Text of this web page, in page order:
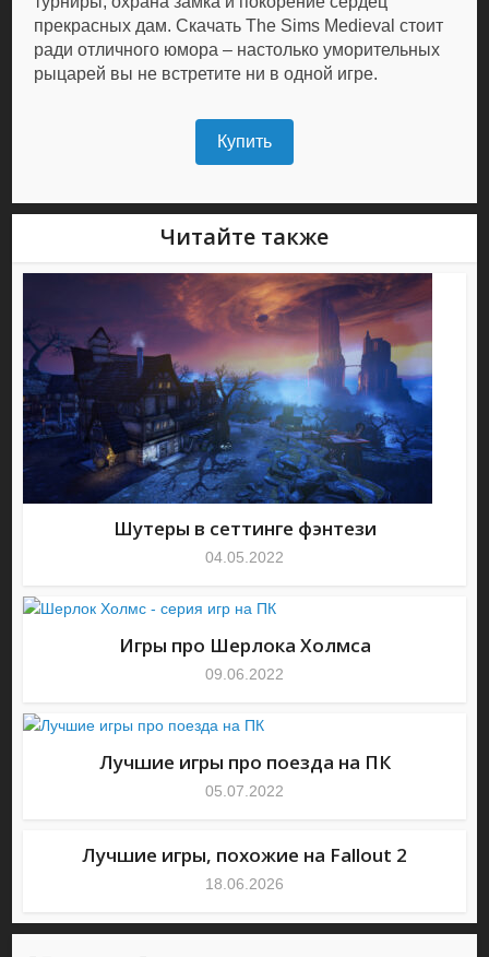
прекрасных дам. Скачать The Sims Medieval стоит
ради отличного юмора – настолько уморительных
рыцарей вы не встретите ни в одной игре.
Купить
Читайте также
Шутеры в сеттинге фэнтези
04.05.2022
Игры про Шерлока Холмса
09.06.2022
Лучшие игры про поезда на ПК
05.07.2022
Лучшие игры, похожие на Fallout 2
18.06.2026